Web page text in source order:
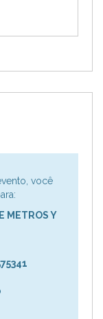
você
METROS Y